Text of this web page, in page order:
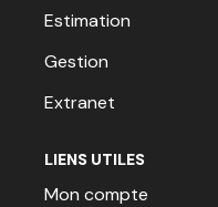
Estimation
Gestion
Extranet
LIENS UTILES
Mon compte